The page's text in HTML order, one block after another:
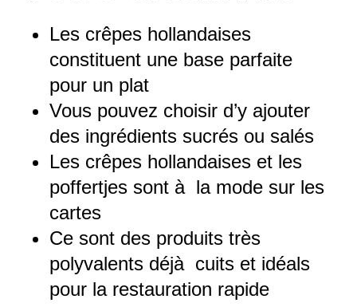
Les crêpes hollandaises
constituent une base parfaite
pour un plat
Vous pouvez choisir d’y ajouter
des ingrédients sucrés ou salés
Les crêpes hollandaises et les
poffertjes sont à la mode sur les
cartes
Ce sont des produits très
polyvalents déjà cuits et idéals
pour la restauration rapide